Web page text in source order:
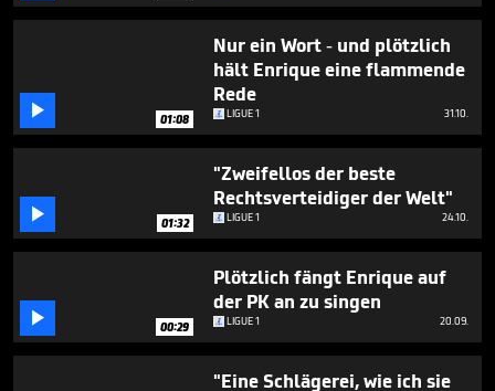
 01:08
Nur ein Wort - und plötzlich
hält Enrique eine flammende
Rede
LIGUE 1 31.10.
 01:32
"Zweifellos der beste
Rechtsverteidiger der Welt"
LIGUE 1 24.10.
 00:29
Plötzlich fängt Enrique auf
der PK an zu singen
LIGUE 1 20.09.
"Eine Schlägerei, wie ich sie